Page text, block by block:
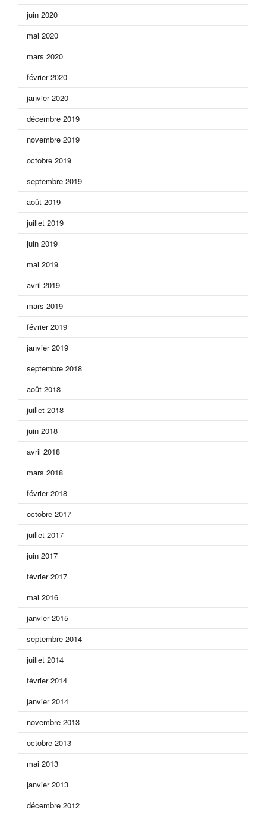
juin 2020
mai 2020
mars 2020
février 2020
janvier 2020
décembre 2019
novembre 2019
octobre 2019
septembre 2019
août 2019
juillet 2019
juin 2019
mai 2019
avril 2019
mars 2019
février 2019
janvier 2019
septembre 2018
août 2018
juillet 2018
juin 2018
avril 2018
mars 2018
février 2018
octobre 2017
juillet 2017
juin 2017
février 2017
mai 2016
janvier 2015
septembre 2014
juillet 2014
février 2014
janvier 2014
novembre 2013
octobre 2013
mai 2013
janvier 2013
décembre 2012